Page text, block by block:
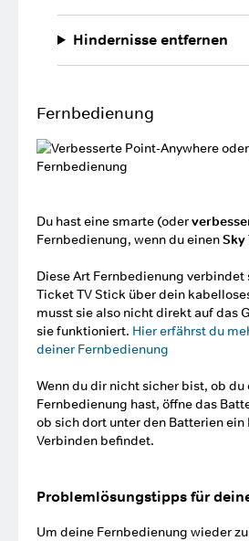
Hindernisse entfernen
Fernbedienung
Du hast eine smarte (oder
Fernbedienung, wenn du einenSky
Diese Art Fernbedienung
Ticket TV Stick über dein
musst sie also nicht direkt auf das
sie funktioniert. Hier erfährst du
deiner Fernbedienung
Wenn du dir nicht sicher bist, ob du
Fernbedienung hast, öffne das
ob sich dort unter den Batterien ein
Verbinden befindet.
Problemlösungstipps für
Um deine Fernbedienung wieder